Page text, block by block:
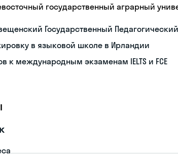
государственный аграрный
Государственный
в языковой школе в Ирландии
к международным экзаменам IELTS и FCE